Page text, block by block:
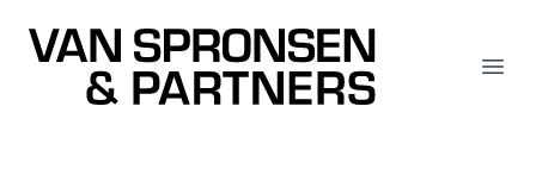
Van Spronsen & Partners